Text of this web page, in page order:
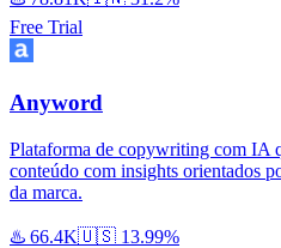
Free Trial
Anyword
Plataforma de copywriting com IA
conteúdo com insights orientados
da marca.
♨️ 66.4K🇺🇸 13.99%